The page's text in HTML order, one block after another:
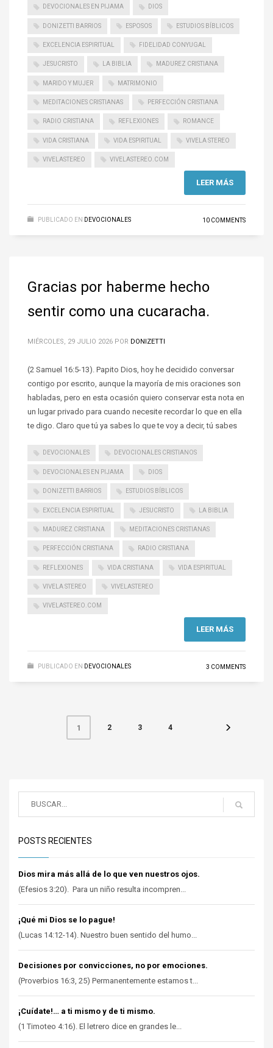
DEVOCIONALES EN PIJAMA DIOS
DONIZETTI BARRIOS ESPOSOS ESTUDIOS BÍBLICOS
EXCELENCIA ESPIRITUAL FIDELIDAD CONYUGAL
JESUCRISTO LA BIBLIA MADUREZ CRISTIANA
MARIDO Y MUJER MATRIMONIO
MEDITACIONES CRISTIANAS PERFECCIÓN CRISTIANA
RADIO CRISTIANA REFLEXIONES ROMANCE
VIDA CRISTIANA VIDA ESPIRITUAL VIVELA STEREO
VIVELASTEREO VIVELASTEREO.COM
LEER MÁS
PUBLICADO EN DEVOCIONALES 10 COMMENTS
Gracias por haberme hecho
sentir como una cucaracha.
MIÉRCOLES, 29 JULIO 2026 POR DONIZETTI
(2 Samuel 16:5-13). Papito Dios, hoy he decidido conversar
contigo por escrito, aunque la mayoría de mis oraciones son
habladas, pero en esta ocasión quiero conservar esta nota en
un lugar privado para cuando necesite recordar lo que en ella
te digo. Claro que tú ya sabes lo que te voy a decir, tú sabes
DEVOCIONALES DEVOCIONALES CRISTIANOS
DEVOCIONALES EN PIJAMA DIOS
DONIZETTI BARRIOS ESTUDIOS BÍBLICOS
EXCELENCIA ESPIRITUAL JESUCRISTO LA BIBLIA
MADUREZ CRISTIANA MEDITACIONES CRISTIANAS
PERFECCIÓN CRISTIANA RADIO CRISTIANA
REFLEXIONES VIDA CRISTIANA VIDA ESPIRITUAL
VIVELA STEREO VIVELASTEREO
VIVELASTEREO.COM
LEER MÁS
PUBLICADO EN DEVOCIONALES 3 COMMENTS
1 2 3 4
POSTS RECIENTES
Dios mira más allá de lo que ven nuestros ojos.
(Efesios 3:20). Para un niño resulta incompren...
¡Qué mi Dios se lo pague!
(Lucas 14:12-14). Nuestro buen sentido del humo...
Decisiones por convicciones, no por emociones.
(Proverbios 16:3, 25) Permanentemente estamos t...
¡Cuídate!… a ti mismo y de ti mismo.
(1 Timoteo 4:16). El letrero dice en grandes le...